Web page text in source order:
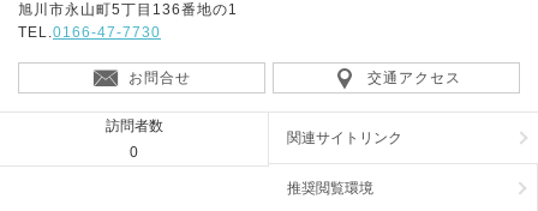
旭川市永山町5丁目136番地の1
TEL.0166-47-7730
お問合せ 交通アクセス
訪問者数
0
関連サイトリンク
推奨閲覧環境